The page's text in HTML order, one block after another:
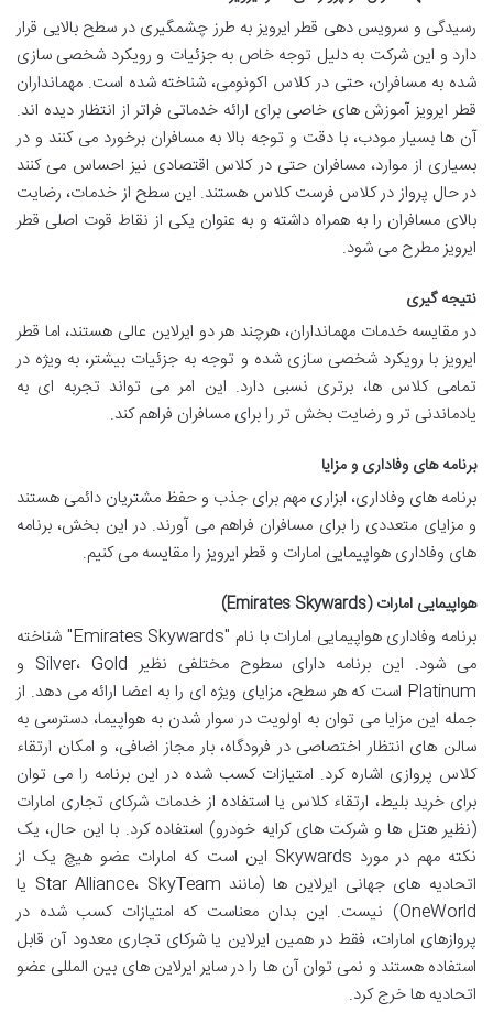
رسیدگی و سرویس دهی قطر ایرویز به طرز چشمگیری در سطح بالایی قرار
دارد و این شرکت به دلیل توجه خاص به جزئیات و رویکرد شخصی سازی
شده به مسافران، حتی در کلاس اکونومی، شناخته شده است. مهمانداران
قطر ایرویز آموزش های خاصی برای ارائه خدماتی فراتر از انتظار دیده اند.
آن ها بسیار مودب، با دقت و توجه بالا به مسافران برخورد می کنند و در
بسیاری از موارد، مسافران حتی در کلاس اقتصادی نیز احساس می کنند
در حال پرواز در کلاس فرست کلاس هستند. این سطح از خدمات، رضایت
بالای مسافران را به همراه داشته و به عنوان یکی از نقاط قوت اصلی قطر
ایرویز مطرح می شود.
نتیجه گیری
در مقایسه خدمات مهمانداران، هرچند هر دو ایرلاین عالی هستند، اما قطر
ایرویز با رویکرد شخصی سازی شده و توجه به جزئیات بیشتر، به ویژه در
تمامی کلاس ها، برتری نسبی دارد. این امر می تواند تجربه ای به
یادماندنی تر و رضایت بخش تر را برای مسافران فراهم کند.
برنامه های وفاداری و مزایا
برنامه های وفاداری، ابزاری مهم برای جذب و حفظ مشتریان دائمی هستند
و مزایای متعددی را برای مسافران فراهم می آورند. در این بخش، برنامه
های وفاداری هواپیمایی امارات و قطر ایرویز را مقایسه می کنیم.
هواپیمایی امارات (Emirates Skywards)
برنامه وفاداری هواپیمایی امارات با نام "Emirates Skywards" شناخته
می شود. این برنامه دارای سطوح مختلفی نظیر Silver، Gold و
Platinum است که هر سطح، مزایای ویژه ای را به اعضا ارائه می دهد. از
جمله این مزایا می توان به اولویت در سوار شدن به هواپیما، دسترسی به
سالن های انتظار اختصاصی در فرودگاه، بار مجاز اضافی، و امکان ارتقاء
کلاس پروازی اشاره کرد. امتیازات کسب شده در این برنامه را می توان
برای خرید بلیط، ارتقاء کلاس یا استفاده از خدمات شرکای تجاری امارات
(نظیر هتل ها و شرکت های کرایه خودرو) استفاده کرد. با این حال، یک
نکته مهم در مورد Skywards این است که امارات عضو هیچ یک از
اتحادیه های جهانی ایرلاین ها (مانند Star Alliance، SkyTeam یا
OneWorld) نیست. این بدان معناست که امتیازات کسب شده در
پروازهای امارات، فقط در همین ایرلاین یا شرکای تجاری معدود آن قابل
استفاده هستند و نمی توان آن ها را در سایر ایرلاین های بین المللی عضو
اتحادیه ها خرج کرد.